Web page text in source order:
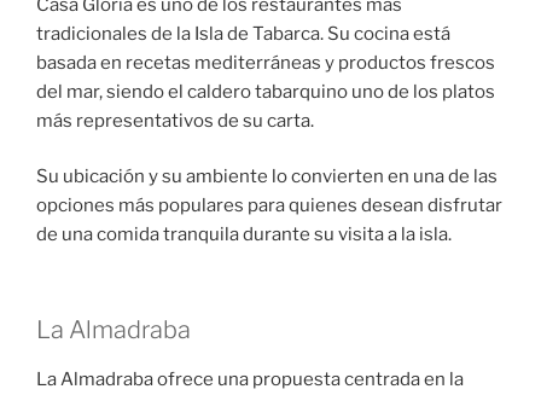
Casa Gloria es uno de los restaurantes más
tradicionales de la Isla de Tabarca. Su cocina está
basada en recetas mediterráneas y productos frescos
del mar, siendo el caldero tabarquino uno de los platos
más representativos de su carta.
Su ubicación y su ambiente lo convierten en una de las
opciones más populares para quienes desean disfrutar
de una comida tranquila durante su visita a la isla.
La Almadraba
La Almadraba ofrece una propuesta centrada en la